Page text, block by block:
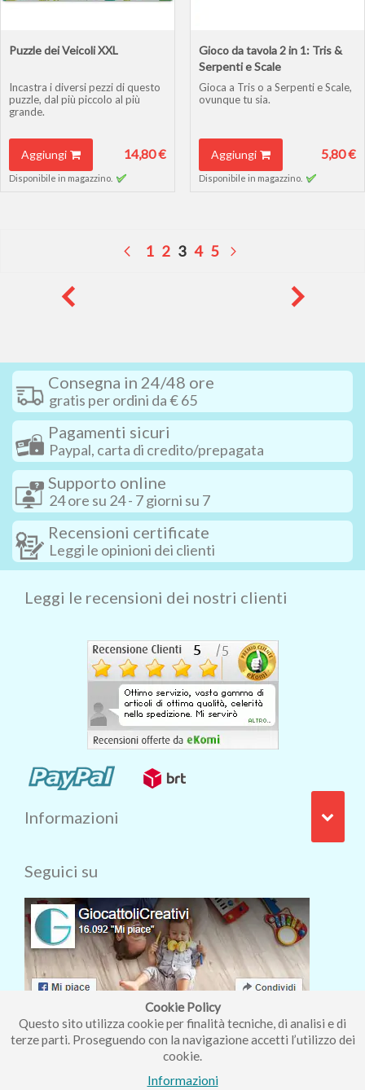
Cookie Policy
Questo sito utilizza cookie per finalità tecniche, di analisi e di
terze parti. Proseguendo con la navigazione accetti l’utilizzo dei
cookie.
Informazioni
Puzzle dei Veicoli XXL
Incastra i diversi pezzi di questo
puzzle, dal più piccolo al più
grande.
Aggiungi 14,80 €
Disponibile in magazzino.
Gioco da tavola 2 in 1: Tris &
Serpenti e Scale
Gioca a Tris o a Serpenti e Scale,
ovunque tu sia.
Aggiungi 5,80 €
Disponibile in magazzino.
PaginaPagina
Precedente
Pagina
1 Pagina
2 Attualmente stai leggendo la
3 Pagina
4 Pagina
5
Consegna in 24/48 ore
gratis per ordini da € 65
Pagamenti sicuri
Paypal, carta di credito/prepagata
Supporto online
24 ore su 24 - 7 giorni su 7
Recensioni certificate
Leggi le opinioni dei clienti
Leggi le recensioni dei nostri clienti
Informazioni
Seguici su
Iscriviti alla nostra newsletter